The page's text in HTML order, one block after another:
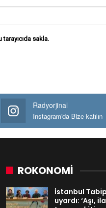
sakla.
Radyorjinal
Instagram'da Bize katılın
ROKONOMİ
İstanbul
uyardı: ‘Aşı,